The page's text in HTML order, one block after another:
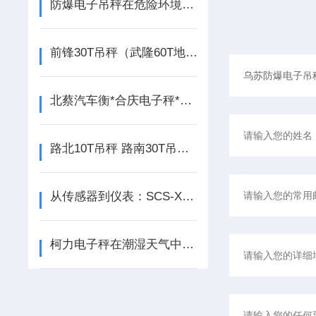
防爆电子吊秤在危险环境中的应用与安全保障
前锋30T吊秤（武隆60T地磅）梁平15吨地磅）广安吊秤的维护工作:
北蔡汽车衡*合庆电子秤*唐镇防爆秤*曹路无人值守地磅
路北10T吊秤 路南30T吊秤 鹿泉电子吊磅
从传感器到仪表：SCS-XC-D磅秤标准配置全揭秘
柯力电子秤在潮湿天气中需要注意哪些事项？